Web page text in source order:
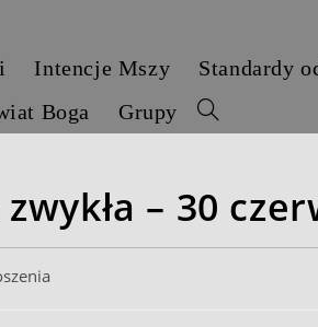
Intencje Mszy Standardy
Boga Grupy
– 30